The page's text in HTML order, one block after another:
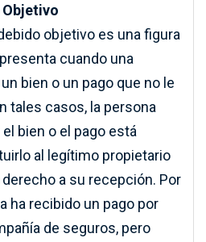
objetivo es una figura
cuando una
bien o un pago que no le
tales casos, la persona
bien o el pago está
al legítimo propietario
a su recepción. Por
ha recibido un pago por
de seguros, pero